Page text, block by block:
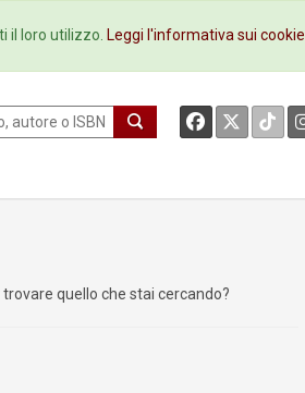
Ebookstore Contatti
quello che stai cercando?
il loro utilizzo. Leggi l'informativa sui cookie